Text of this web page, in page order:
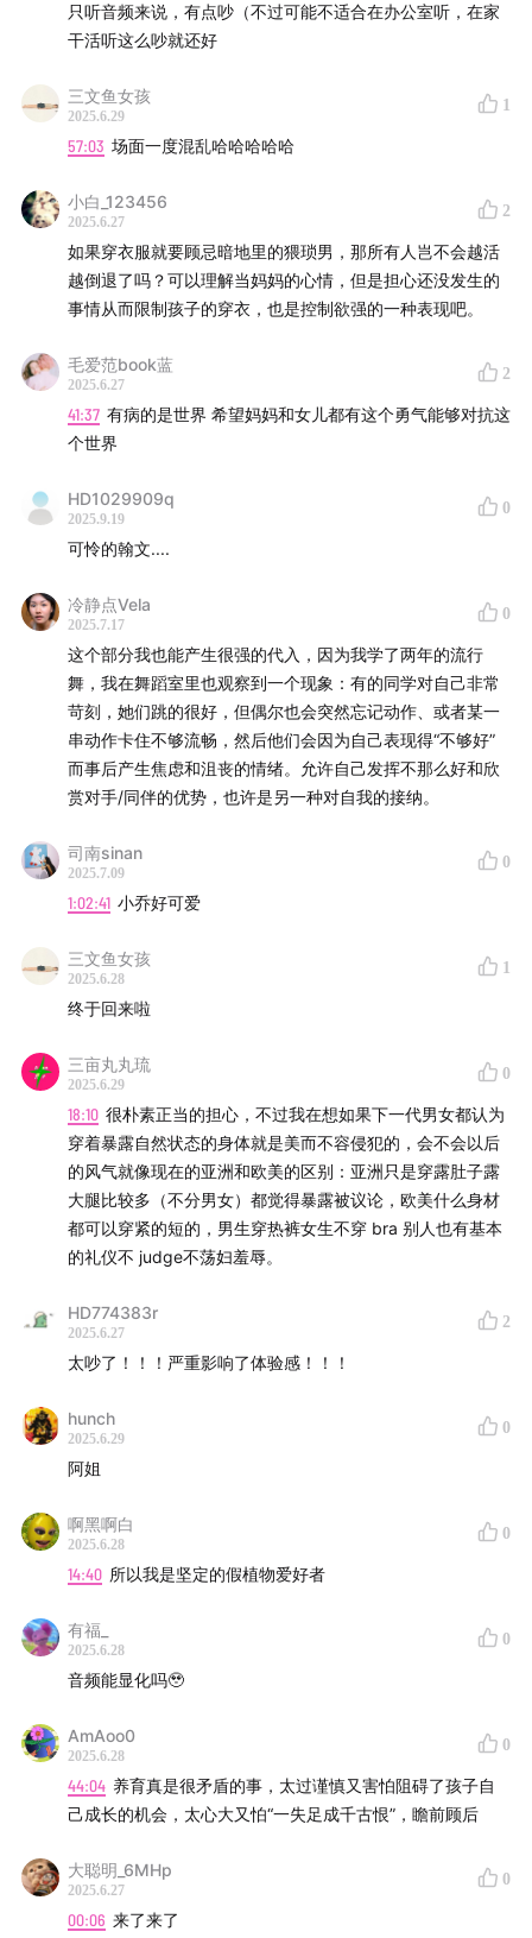
只听音频来说，有点吵（不过可能不适合在办公室听，在家
干活听这么吵就还好
三文鱼女孩
2025.6.29
1
57:03 场面一度混乱哈哈哈哈哈
小白_123456
2025.6.27
2
如果穿衣服就要顾忌暗地里的猥琐男，那所有人岂不会越活
越倒退了吗？可以理解当妈妈的心情，但是担心还没发生的
事情从而限制孩子的穿衣，也是控制欲强的一种表现吧。
毛爱范book蓝
2025.6.27
2
41:37 有病的是世界 希望妈妈和女儿都有这个勇气能够对抗这
个世界
HD1029909q
2025.9.19
0
可怜的翰文....
冷静点Vela
2025.7.17
0
这个部分我也能产生很强的代入，因为我学了两年的流行
舞，我在舞蹈室里也观察到一个现象：有的同学对自己非常
苛刻，她们跳的很好，但偶尔也会突然忘记动作、或者某一
串动作卡住不够流畅，然后他们会因为自己表现得“不够好”
而事后产生焦虑和沮丧的情绪。允许自己发挥不那么好和欣
赏对手/同伴的优势，也许是另一种对自我的接纳。
司南sinan
2025.7.09
0
1:02:41 小乔好可爱
三文鱼女孩
2025.6.28
1
终于回来啦
三亩丸丸琉
2025.6.29
0
18:10 很朴素正当的担心，不过我在想如果下一代男女都认为
穿着暴露自然状态的身体就是美而不容侵犯的，会不会以后
的风气就像现在的亚洲和欧美的区别：亚洲只是穿露肚子露
大腿比较多（不分男女）都觉得暴露被议论，欧美什么身材
都可以穿紧的短的，男生穿热裤女生不穿 bra 别人也有基本
的礼仪不 judge不荡妇羞辱。
HD774383r
2025.6.27
2
太吵了！！！严重影响了体验感！！！
hunch
2025.6.29
0
阿姐
啊黑啊白
2025.6.28
0
14:40 所以我是坚定的假植物爱好者
有福_
2025.6.28
0
音频能显化吗🥹
AmAoo0
2025.6.28
0
44:04 养育真是很矛盾的事，太过谨慎又害怕阻碍了孩子自
己成长的机会，太心大又怕“一失足成千古恨”，瞻前顾后
大聪明_6MHp
2025.6.27
0
00:06 来了来了